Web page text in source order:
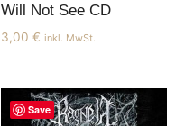
Will Not See CD
3,00 € inkl. MwSt.
Save